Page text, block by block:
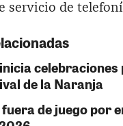
servicio de
de la Naranja
de juego por